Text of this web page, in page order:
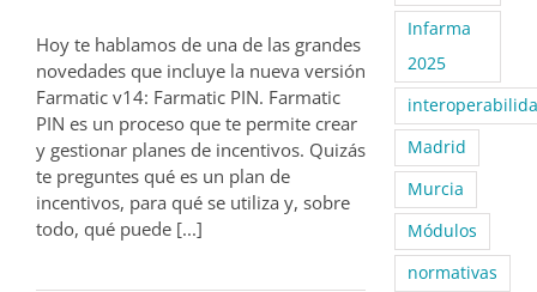
Hoy te hablamos de una de las grandes
novedades que incluye la nueva versión
Farmatic v14: Farmatic PIN. Farmatic
PIN es un proceso que te permite crear
y gestionar planes de incentivos. Quizás
te preguntes qué es un plan de
incentivos, para qué se utiliza y, sobre
todo, qué puede [...]
Infarma
2025
Madrid
Murcia
Módulos
normativas